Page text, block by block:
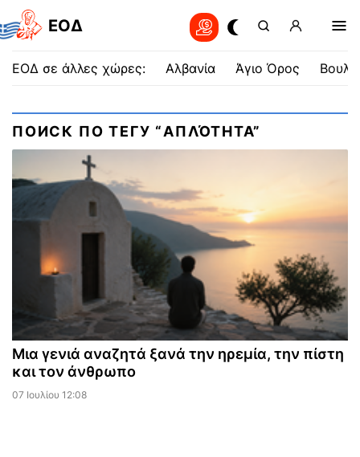
EOΔ
ΕΟΔ σε άλλες χώρες: Αλβανία Άγιο Όρος
ПОИСК ПО ТЕГУ “ΑΠΛΌΤΗΤΑ”
Μια γενιά αναζητά ξανά την ηρεμία, την πίστη
και τον άνθρωπο
07 Ιουλίου 12:08